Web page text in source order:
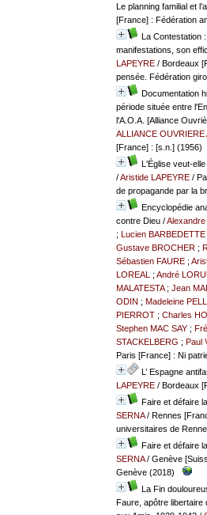
Le planning familial et
[France] : Fédération
La Contestation
manifestations, son
LAPEYRE/ Bordeaux
pensée. Fédération
Documentation
période située entre
l'A.O.A. [Alliance
ALLIANCE OUVRIERE
[France] : [s.n.] (1956)
L'Église veut-
/Aristide LAPEYRE/
de propagande par la
Encyclopédie
contre Dieu/
; Lucien BARBEDETTE
Gustave BROCHER;
Sébastien FAURE;
LOREAL
; André
MALATESTA; Jean
ODIN ; Madeleine
PIERROT; Charles
Stephen MAC SAY;
STACKELBERG ; Paul
Paris [France] : Ni
L’ Espagne
LAPEYRE/ Bordeaux
Faire et défaire
SERNA/ Rennes
universitaires de
Faire et défaire
SERNA/ Genève
Genève (2018)
La Fin
Faure, apôtre libertaire